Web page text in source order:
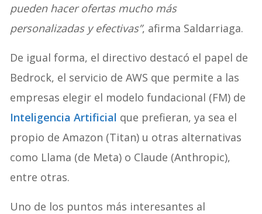
pueden hacer ofertas mucho más
personalizadas y efectivas”, afirma Saldarriaga.
De igual forma, el directivo destacó el papel de
Bedrock, el servicio de AWS que permite a las
empresas elegir el modelo fundacional (FM) de
Inteligencia Artificial que prefieran, ya sea el
propio de Amazon (Titan) u otras alternativas
como Llama (de Meta) o Claude (Anthropic),
entre otras.
Uno de los puntos más interesantes al